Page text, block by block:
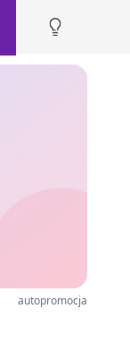
autopromocja